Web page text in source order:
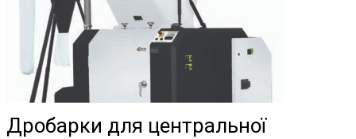
Дробарки для центральної